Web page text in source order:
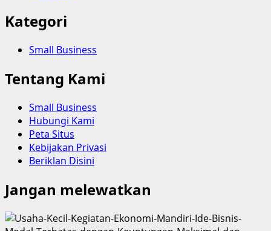
Kategori
Small Business
Tentang Kami
Small Business
Hubungi Kami
Peta Situs
Kebijakan Privasi
Beriklan Disini
Jangan melewatkan